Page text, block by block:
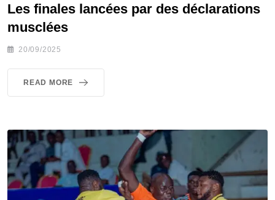
Les finales lancées par des déclarations
musclées
20/09/2025
READ MORE